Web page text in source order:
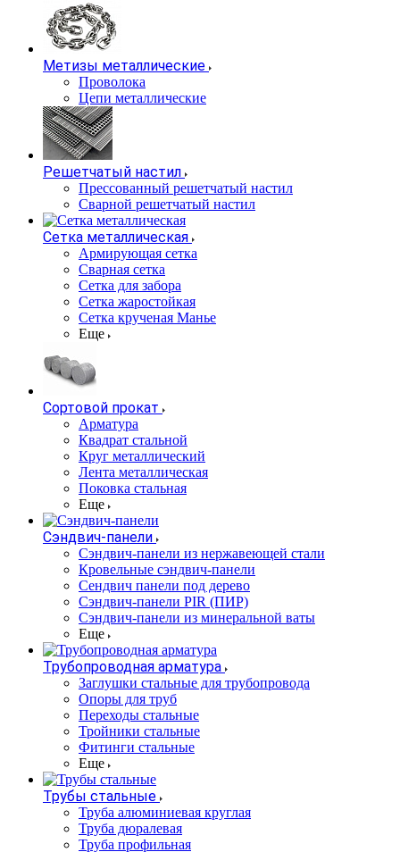
Метизы металлические
Проволока
Цепи металлические
Решетчатый настил
Прессованный решетчатый настил
Сварной решетчатый настил
Сетка металлическая
Армирующая сетка
Сварная сетка
Сетка для забора
Сетка жаростойкая
Сетка крученая Манье
Еще
Сортовой прокат
Арматура
Квадрат стальной
Круг металлический
Лента металлическая
Поковка стальная
Еще
Сэндвич-панели
Cэндвич-панели из нержавеющей стали
Кровельные сэндвич-панели
Сендвич панели под дерево
Сэндвич-панели PIR (ПИР)
Сэндвич-панели из минеральной ваты
Еще
Трубопроводная арматура
Заглушки стальные для трубопровода
Опоры для труб
Переходы стальные
Тройники стальные
Фитинги стальные
Еще
Трубы стальные
Труба алюминиевая круглая
Труба дюралевая
Труба профильная